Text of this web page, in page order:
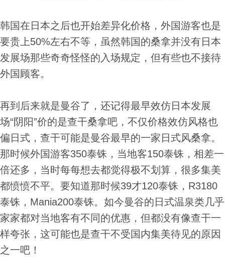
韩国在日本之后也开始差异化价格，外国游客也是
要贵上50%左右不等，虽然韩国的桑拿并没有日本
发展场那些奇奇怪怪的入场规定，但有些也不接待
外国顾客。
再到后来就是曼谷了，还记得最早效仿日本发展
场“阴阳”价的是查干桑拿吧，不仅价格效仿风格也
偏日式，查干可能是曼谷最早的一家日式风桑拿。
那时候外国游客350泰铢，当地客150泰铢，相差一
倍还多，当时每每想去都觉得极不划算，很多集美
都愤愤不平。要知道那时候39才120泰铢，R3180
泰铢，Mania200泰铢。如今曼谷的日式温泉类几乎
家家都对当地客有不同的优惠，但都没有像查干一
样夸张，这可能也是查干不受国内集美待见的原因
之一吧！